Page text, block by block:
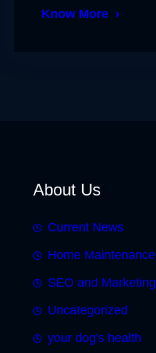
Know More
About Us
Current News
Home Maintenance
SEO and Marketing
Uncategorized
your dog's health